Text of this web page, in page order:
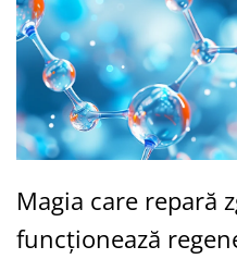
Magia care repară
funcționează